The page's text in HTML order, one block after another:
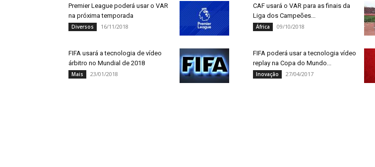
Premier League poderá usar o VAR
na próxima temporada
Diversos 16/11/2018
CAF usará o VAR para as finais da
Liga dos Campeões...
África 09/10/2018
FIFA usará a tecnologia de vídeo
árbitro no Mundial de 2018
Mais 23/01/2018
FIFA poderá usar a tecnologia vídeo
replay na Copa do Mundo...
Inovação 27/04/2017